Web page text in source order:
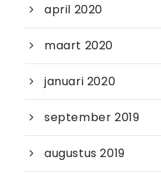
april 2020
maart 2020
januari 2020
september 2019
augustus 2019